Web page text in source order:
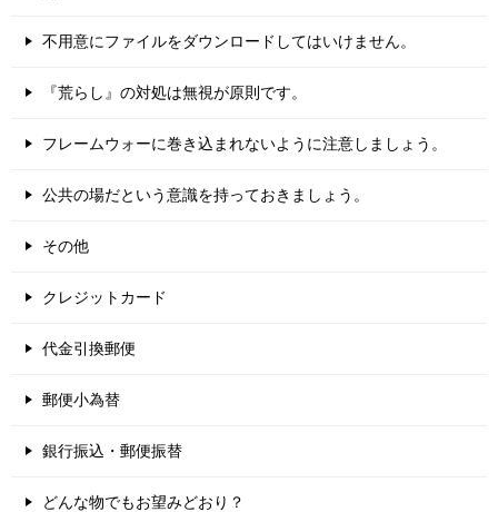
不用意にファイルをダウンロードしてはいけません。
『荒らし』の対処は無視が原則です。
フレームウォーに巻き込まれないように注意しましょう。
公共の場だという意識を持っておきましょう。
その他
クレジットカード
代金引換郵便
郵便小為替
銀行振込・郵便振替
どんな物でもお望みどおり？